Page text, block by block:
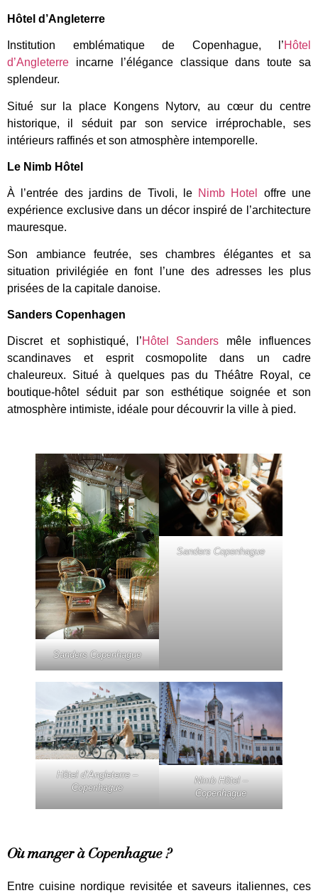
Hôtel d’Angleterre
Institution emblématique de Copenhague, l’Hôtel
d’Angleterre incarne l’élégance classique dans toute sa
splendeur.
Situé sur la place Kongens Nytorv, au cœur du centre
historique, il séduit par son service irréprochable, ses
intérieurs raffinés et son atmosphère intemporelle.
Le Nimb Hôtel
À l’entrée des jardins de Tivoli, le Nimb Hotel
offre une
expérience exclusive dans un décor inspiré de l’architecture
mauresque.
Son ambiance feutrée, ses chambres élégantes et sa
situation privilégiée en font l’une des adresses les plus
prisées de la capitale danoise.
Sanders Copenhagen
Discret et sophistiqué, l’Hôtel Sanders mêle influences
scandinaves et esprit cosmopolite dans un cadre
chaleureux. Situé à quelques pas du Théâtre Royal, ce
boutique-hôtel séduit par son esthétique soignée et son
atmosphère intimiste, idéale pour découvrir la ville à pied.
Sanders Copenhague
Sanders Copenhague
Hôtel d’Angleterre –
Copenhague
Nimb Hôtel –
Copenhague
Où manger à Copenhague ?
Entre cuisine nordique revisitée et saveurs italiennes, ces